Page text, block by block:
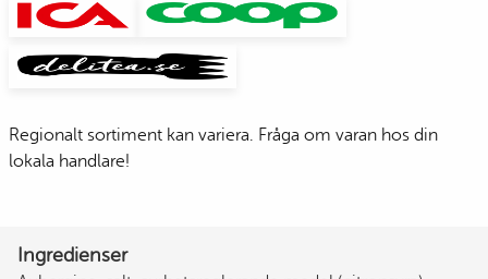
Regionalt sortiment kan variera. Fråga om varan hos din
lokala handlare!
Ingredienser